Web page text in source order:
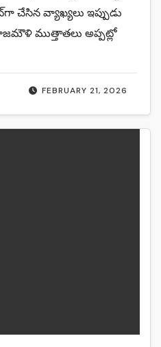
FEBRUARY 21, 2026
చేసిన వ్యాఖ్యలు ఇప్పుడు
ముత్తాతలు అప్పట్లో